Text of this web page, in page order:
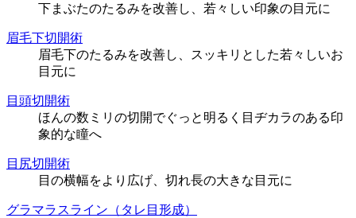
下まぶたのたるみを改善し、若々しい印象の目元に
眉毛下切開術
眉毛下のたるみを改善し、スッキリとした若々しいお
目元に
目頭切開術
ほんの数ミリの切開でぐっと明るく目ヂカラのある印
象的な瞳へ
目尻切開術
目の横幅をより広げ、切れ長の大きな目元に
グラマラスライン（タレ目形成）